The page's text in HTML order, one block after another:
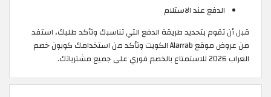
الدفع عند الاستلام
قبل أن تقوم بتحديد طريقة الدفع التي تناسبك وتأكد طلبك، استفد
من عروض موقع Alarrab الكويت وتأكد من استخدامك كوبون خصم
العراب 2026 للاستمتاع بالخصم فوري على جميع مشترياتك.